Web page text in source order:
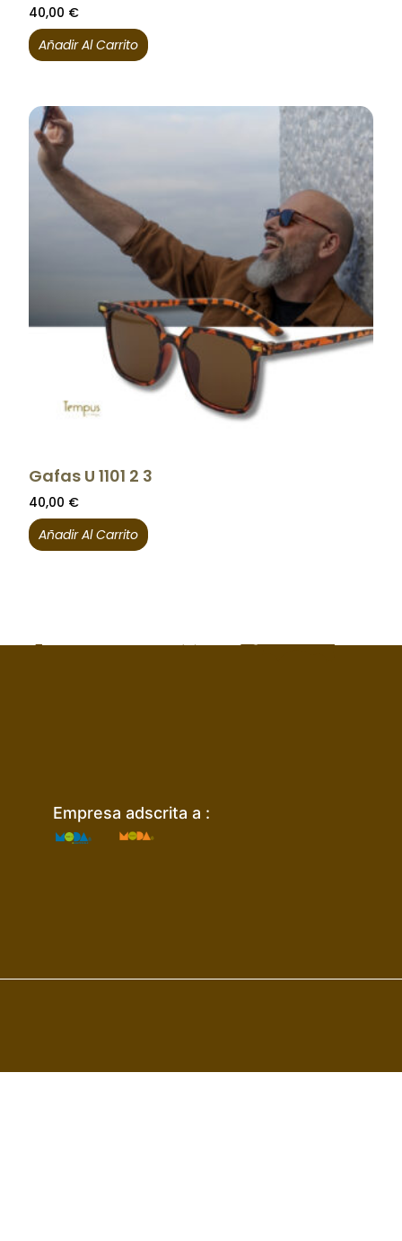
40,00 €
Añadir Al Carrito
Gafas U 1101 2 3
40,00 €
Añadir Al Carrito
Empresa adscrita a :